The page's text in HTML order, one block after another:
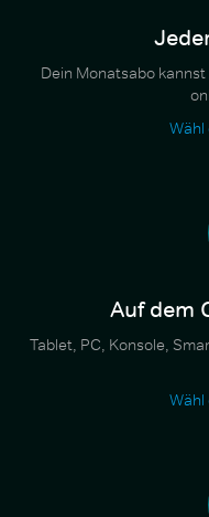
Dein Monatsabo
Wähl
Auf dem
Tablet, PC, Konsole,
Wähl